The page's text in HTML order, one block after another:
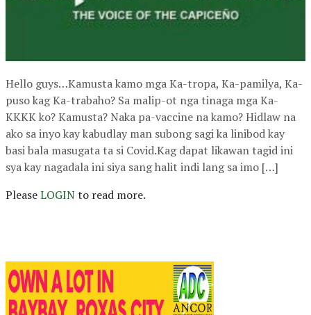
Hello guys…Kamusta kamo mga Ka-tropa, Ka-pamilya, Ka-
puso kag Ka-trabaho? Sa malip-ot nga tinaga mga Ka-
KKKK ko? Kamusta? Naka pa-vaccine na kamo? Hidlaw na
ako sa inyo kay kabudlay man subong sagi ka linibod kay
basi bala masugata ta si Covid.Kag dapat likawan tagid ini
sya kay nagadala ini siya sang halit indi lang sa imo […]
PleaseLOGINto read more.